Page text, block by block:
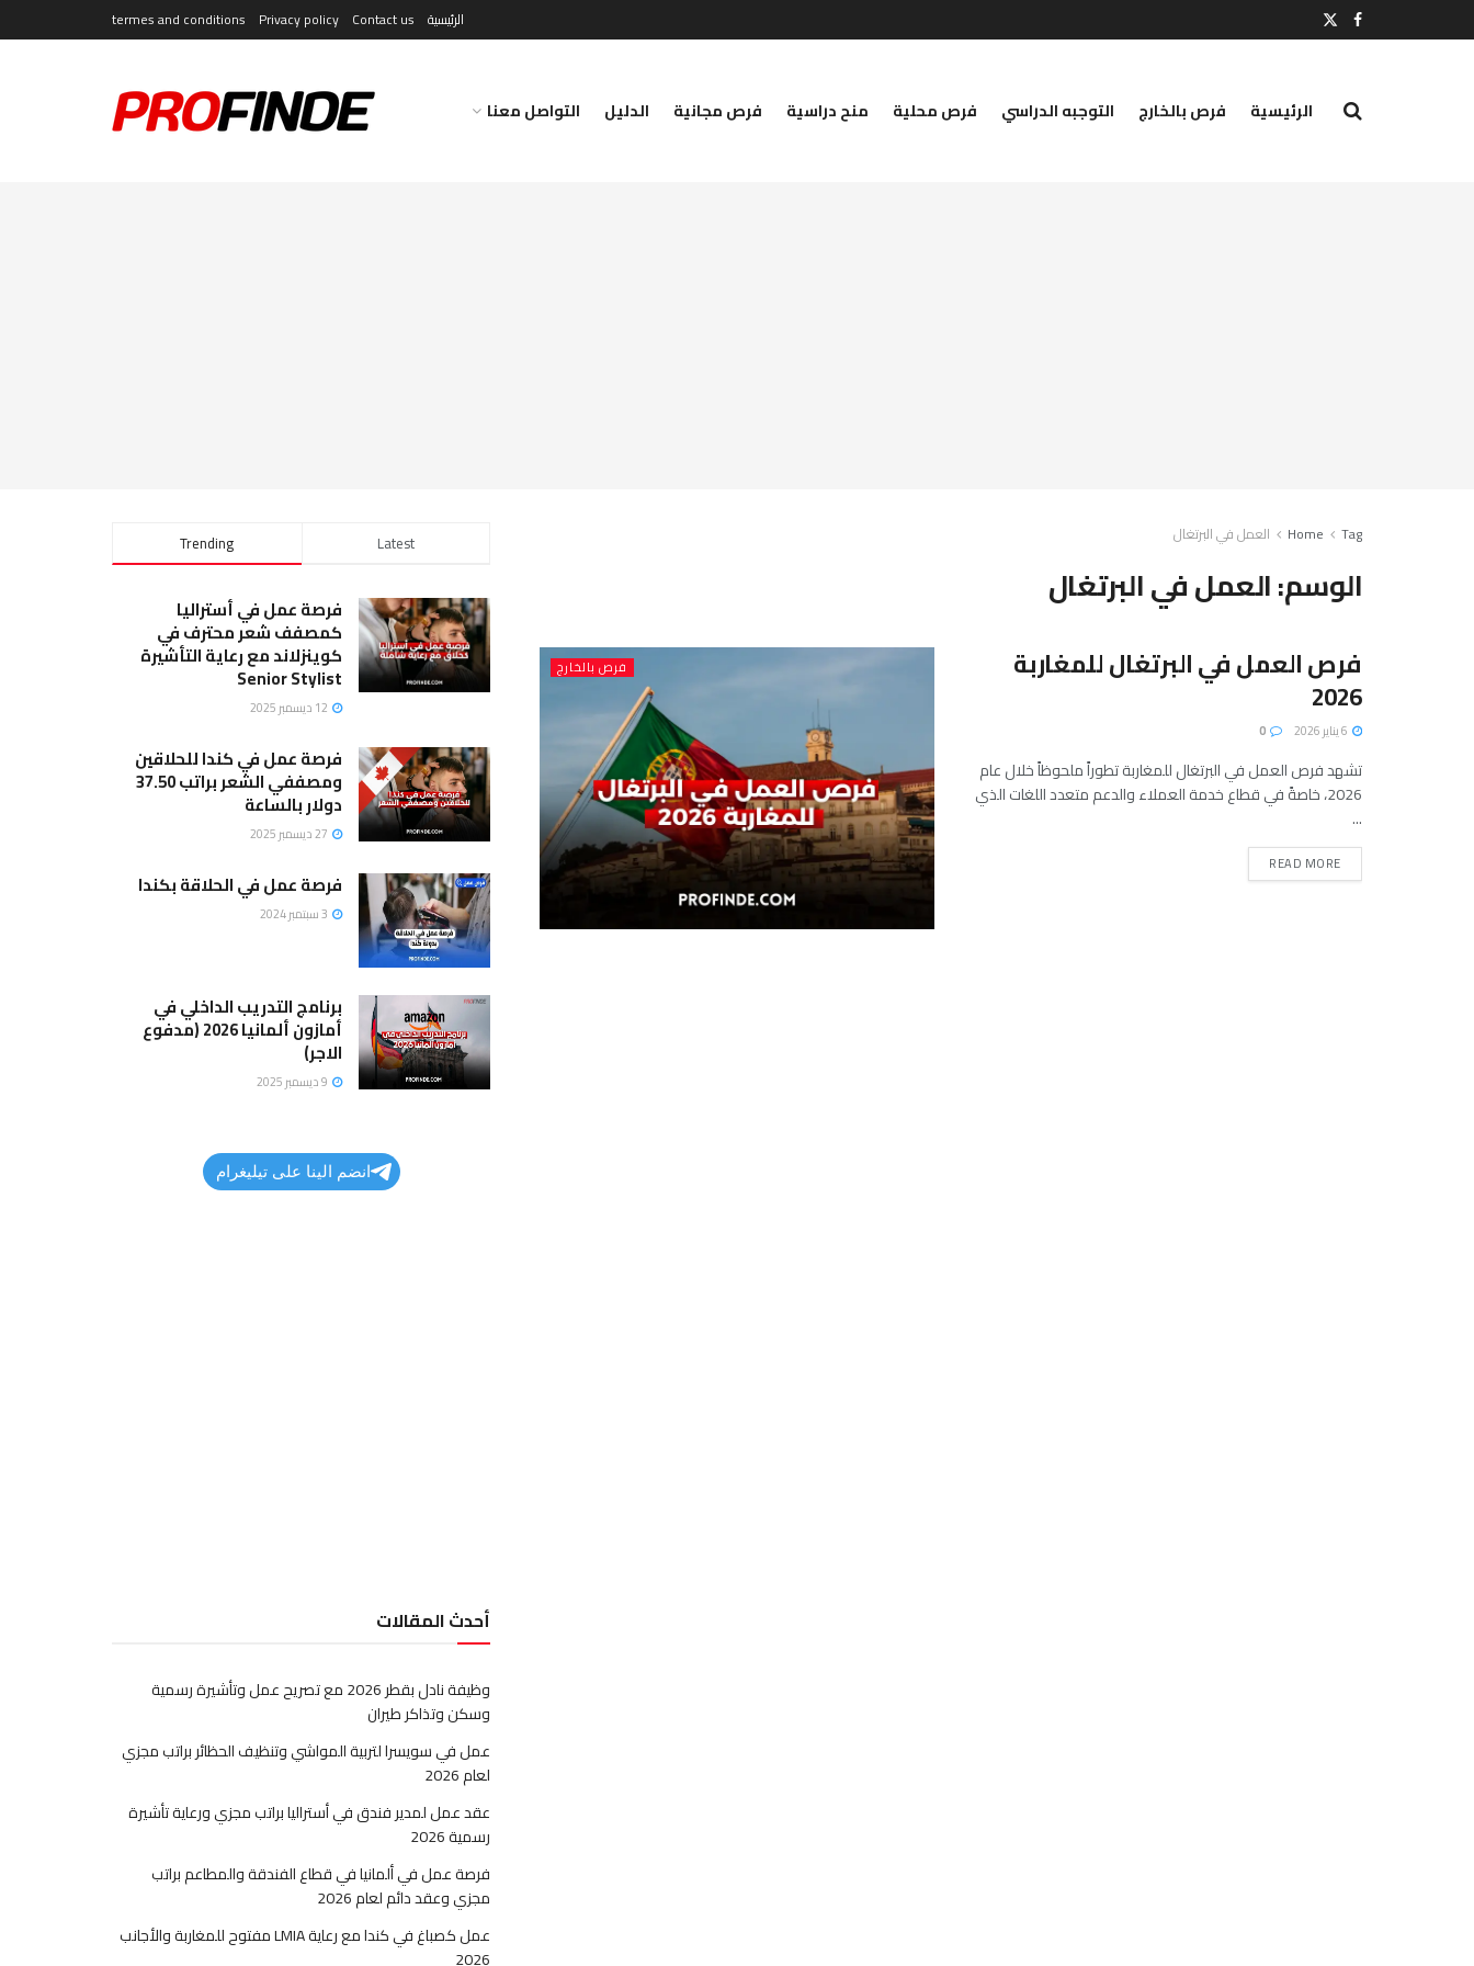
الرئيسية Contact us
Privacy policy
termes and conditions
الرئيسية فرص بالخارج التوجبه الدراسي فرص محلية منح دراسية فرص مجانية الدليل التواصل معنا
Home Tag العمل في البرتغال
الوسم:العمل في البرتغال
فرص بالخارج فرص العمل في البرتغال للمغاربة
2026
تشهد فرص العمل في البرتغال للمغاربة تطوراً ملحوظاً خلال عام
2026، خاصةً في قطاع خدمة العملاء والدعم متعدد اللغات الذي
...
READ MORE
Trending Latest
فرصة عمل في أستراليا
كمصفف شعر محترف في
كوينزلاند مع رعاية التأشيرة
Senior Stylist
فرصة عمل في كندا للحلاقين
ومصففي الشعر براتب 37.50
دولار بالساعة
فرصة عمل في الحلاقة بكندا
برنامج التدريب الداخلي في
أمازون ألمانيا 2026 (مدفوع
الاجر)
انضم الينا على تيليغرام
أحدث المقالات
وظيفة نادل بقطر 2026 مع تصريح عمل وتأشيرة رسمية
وسكن وتذاكر طيران
عمل في سويسرا لتربية المواشي وتنظيف الحظائر براتب مجزي
لعام 2026
عقد عمل لمدير فندق في أستراليا براتب مجزي ورعاية تأشيرة
رسمية 2026
فرصة عمل في ألمانيا في قطاع الفندقة والمطاعم براتب
مجزي وعقد دائم لعام 2026
عمل كصباغ في كندا مع رعاية LMIA مفتوح للمغاربة والأجانب
2026